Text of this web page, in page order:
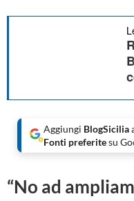
Aggiungi BlogSicilia
Fonti preferitesu
“No ad